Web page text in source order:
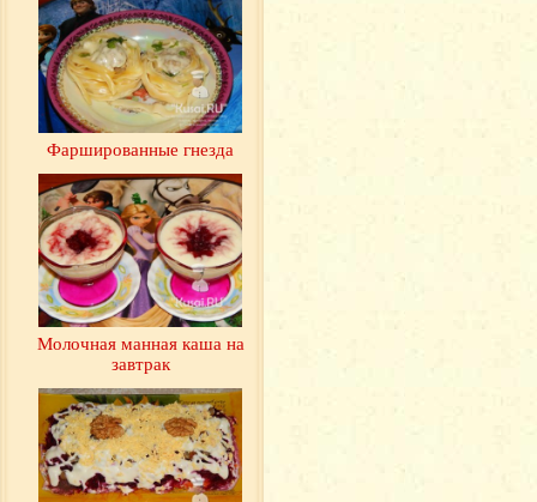
Фаршированные гнезда
Молочная манная каша на
завтрак